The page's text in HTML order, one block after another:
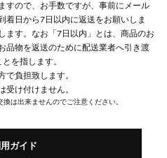
すので、お手数ですが、事前にメール
着日から7日以内に返送をお願いしま
ます。なお「7日以内」とは、商品のお
品物を返送のために配送業者へ引き渡
を指します。
で負担致します。
受け付けません。
は出来ませんのでご注意ください。
ガイド